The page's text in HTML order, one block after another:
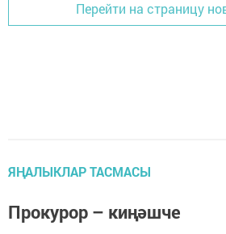
Перейти на страницу
ЯҢАЛЫКЛАР ТАСМАСЫ
Прокурор – киңәшче